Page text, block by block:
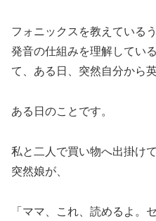
フォニックスを教えている
発音の仕組みを理解してい
て、ある日、突然自分から
ある日のことです。
私と二人で買い物へ出掛けて
突然娘が、
「ママ、これ、読めるよ。